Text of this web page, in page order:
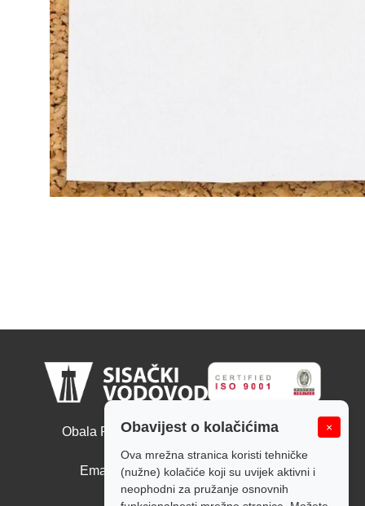
Obavijest o kolačićima ×
Ova mrežna stranica koristi tehničke
(nužne) kolačiće koji su uvijek aktivni i
neophodni za pružanje osnovnih
Obala Ruđera Boškovića 10, 44000 Sisak
Tel: +385 44 526 166
Email: tajnistvo@sisackivodovod.hr
Politika kolačića